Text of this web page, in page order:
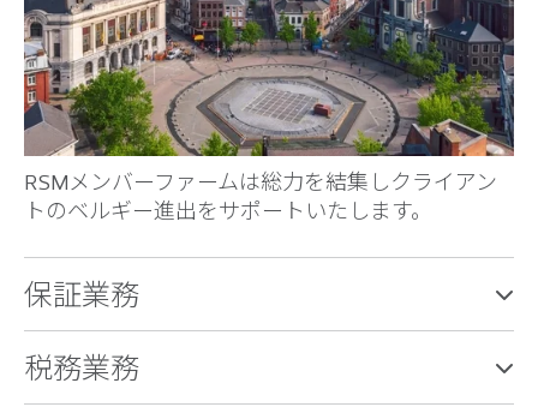
RSMメンバーファームは総力を結集しクライアン
トのベルギー進出をサポートいたします。
保証業務
税務業務